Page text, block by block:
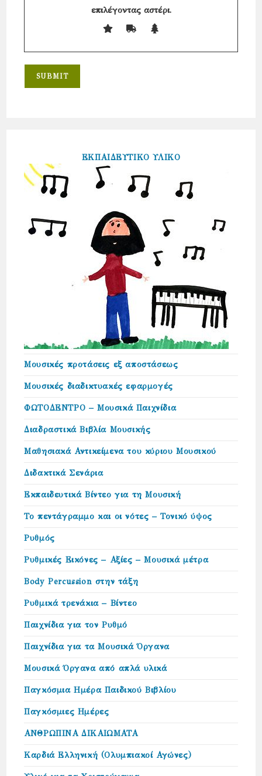
επιλέγονταςαστέρι.
ΕΚΠΑΙΔΕΥΤΙΚΟ ΥΛΙΚΟ
Μουσικές προτάσεις εξ αποστάσεως
Μουσικές διαδικτυακές εφαρμογές
ΦΩΤΟΔΕΝΤΡΟ – Μουσικά Παιχνίδια
Διαδραστικά Βιβλία Μουσικής
Μαθησιακά Αντικείμενα του κύριου Μουσικού
Διδακτικά Σενάρια
Εκπαιδευτικά Βίντεο για τη Μουσική
Το πεντάγραμμο και οι νότες – Τονικό ύψος
Ρυθμός
Ρυθμικές Εικόνες – Αξίες – Μουσικά μέτρα
Body Percussion στην τάξη
Ρυθμικά τρενάκια – Βίντεο
Παιχνίδια για τον Ρυθμό
Παιχνίδια για τα Μουσικά Όργανα
Μουσικά Όργανα από απλά υλικά
Παγκόσμια Ημέρα Παιδικού Βιβλίου
Παγκόσμιες Ημέρες
ΑΝΘΡΩΠΙΝΑ ΔΙΚΑΙΩΜΑΤΑ
Καρδιά Ελληνική (Ολυμπιακοί Αγώνες)